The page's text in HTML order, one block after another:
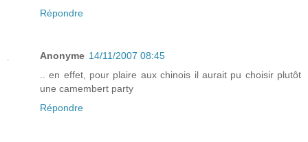
Répondre
Anonyme 14/11/2007 08:45
.. en effet, pour plaire aux chinois il aurait pu choisir plutôt
une camembert party
Répondre